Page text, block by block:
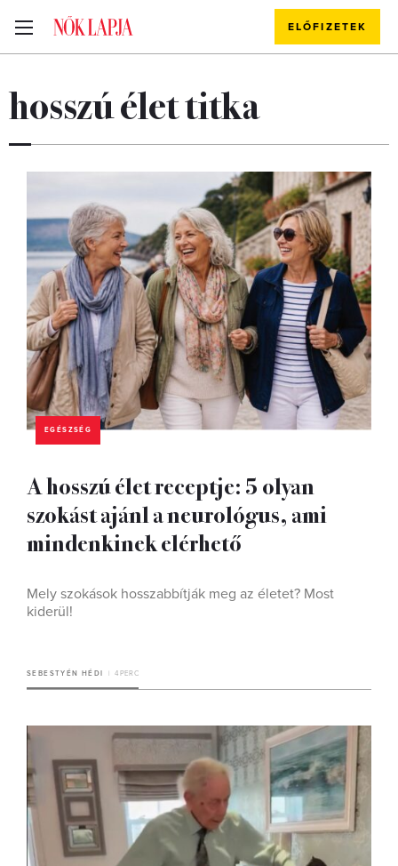
ELŐFIZETEK
hosszú élet titka
EGÉSZSÉG
A hosszú élet receptje: 5 olyan
szokást ajánl a neurológus, ami
mindenkinek elérhető
Mely szokások hosszabbítják meg az életet? Most
kiderül!
SEBESTYÉN HÉDI 4 PERC